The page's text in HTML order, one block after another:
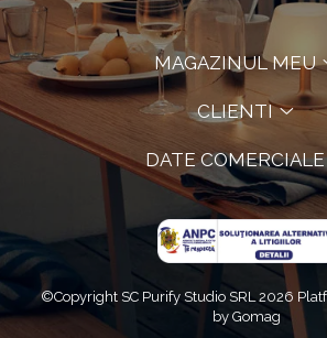
MAGAZINUL MEU
CLIENTI
DATE
©Copyright SC Purify Studio SRL 2026
by Gomag